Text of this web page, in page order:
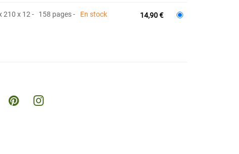
210 x 12 158 pages En stock 14,90 €